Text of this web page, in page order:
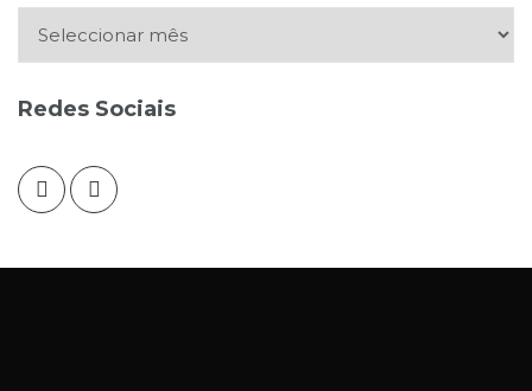
Redes Sociais